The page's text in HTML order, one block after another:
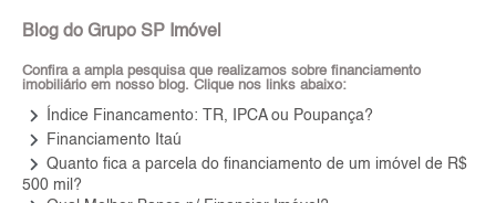
Blog do Grupo SP Imóvel
Confira a ampla pesquisa que realizamos sobre financiamento
imobiliário em nosso blog. Clique nos links abaixo:
keyboard_arrow_right Índice Financamento: TR, IPCA ou Poupança?
keyboard_arrow_right Financiamento Itaú
keyboard_arrow_right Quanto fica a parcela do financiamento de um imóvel de R$
500 mil?